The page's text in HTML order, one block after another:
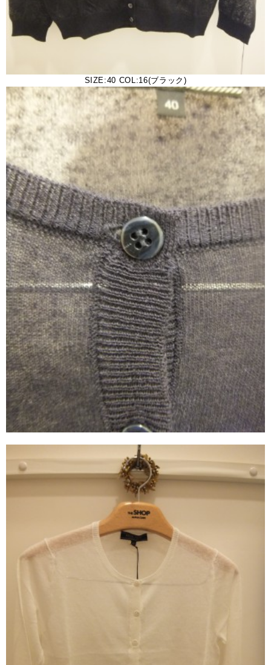
SIZE:40 COL:16(ブラック)